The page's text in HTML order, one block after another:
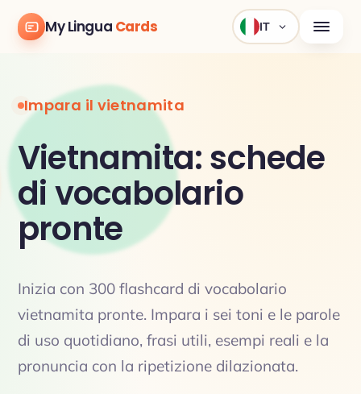
My Lingua Cards IT
Impara il vietnamita
Vietnamita: schede
di vocabolario
pronte
Inizia con 300 flashcard di vocabolario
vietnamita pronte. Impara i sei toni e le parole
di uso quotidiano, frasi utili, esempi reali e la
pronuncia con la ripetizione dilazionata.